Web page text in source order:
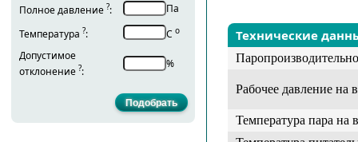
Полное давление ?:
Па
Температура ?: С о
Допустимое
отклонение ?:
%
Технические
Рабочее давление на
Температура пара на